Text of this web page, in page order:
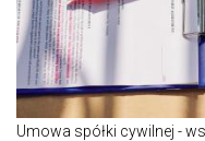
Umowa spółki cywilnej -